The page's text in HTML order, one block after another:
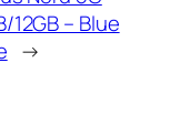
12GB – Blue
→